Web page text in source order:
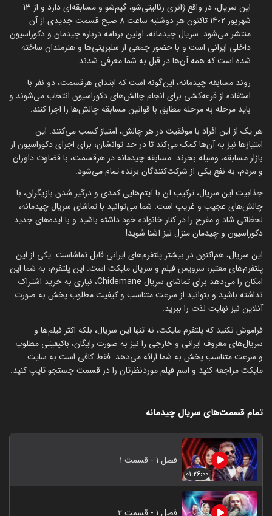
این سریال، در واقع ژانری رئالیتی‌شو، گیم‌شو و مسابقه‌ای دارد و از 13
شهریور 1402 تاکنون هر دوشنبه ساعت 8 صبح قسمت جدیدی از آن
منتشر می‌شود. سریال چیدمانه، اولین برنامه درباره چیدمان و دکوراسیون
داخلی ایرانی است و با حضور جمعی از سلبریتی‌ها و هنرمندان ساخته
شده است که همه آن‌ها در قبل به شما معرفی شدند.
روند مسابقه چیدمانه، این‌گونه است که ابتدای هرقسمت، دو نفر با
استفاده از قرعه‌کشی برای انجام چالش‌های دکوراسیون انتخاب می‌شوند و
باید مرحله به مرحله مطابق با قوانین مسابقه چالش‌ها را اجرا کنند.
هر یک از این افراد با موفقیت در هر چالش، امتیاز کسب می‌کنند. این
امتیازها نیز به آن‌ها کمک می‌کند تا در حد توانشان، برای اجرای دکوراسیون از
بازار مسابقه، وسیله بخرند. مسابقه چیدمانه در هرقسمت، با قضاوت داوران
و مردم، به نفع یکی از شرکت‌کنندگان برنده تمام می‌شود.
جذابیت این سریال، ترکیب آن با آیتم‌هایی کمدی و درگیر شدن بازیگران، با
چالش‌های عجیب و غریب است. شما می‌توانید با تماشای سریال چیدمانه،
لحظاتی شاد و مفرح را در کنار خانواده خود داشته باشید و با ایده‌های جدید
دکوراسیون و چیدمان منزل نیز آشنا شوید!
این سریال، هم‌اکنون در بیشتر پلتفرم‌های ایرانی قابل تماشاست. یکی از این
پلتفرم‌های معتبر، سرویس فیلم و سریال مایکت است. این پلتفرم، به شما این
امکان را می‌دهد برای تماشای سریال Chidemane، نیازی به خرید اشتراک
نداشته باشید و بتوانید از سرعت متناسب و کیفیت مطلوب پخش به صورت
آنلاین نیز نهایت لذت را ببرید.
فراموش نکنید که پلتفرم مایکت، نه تنها این سریال، بلکه اکثر فیلم‌ها و
سریال‌های معروف ایرانی و خارجی را نیز به صورت رایگان، باکیفیتی مطلوب
و سرعت متناسب پخش به شما ارائه می‌دهد. فقط کافی است به سایت
مایکت مراجعه کنید و اسم فیلم موردنظرتان را در قسمت جستجو تایپ کنید.
تمام قسمت‌های سریال چیدمانه
۰۱:۲۶:۰۰
فصل ۱ - قسمت ۱
فصل ۱ - قسمت ۲